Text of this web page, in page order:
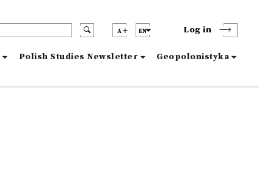
A EN Log in
Polish Studies Newsletter Geopolonistyka